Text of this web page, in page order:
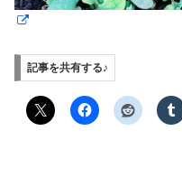
記事を共有する♪